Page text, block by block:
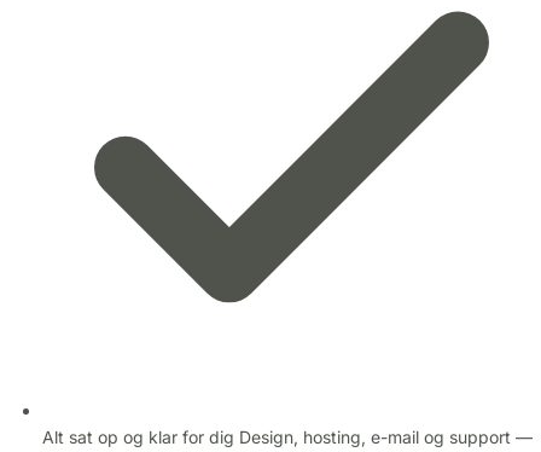
Alt sat op og klar for dig Design, hosting, e-mail og support —